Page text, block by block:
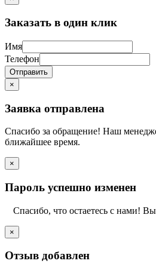
Заказать в один клик
Имя
Телефон
Отправить
×
Заявка отправлена
Спасибо за обращение! Наш
ближайшее время.
×
Пароль успешно изменен
Спасибо, что остаетесь с нами!
×
Отзыв добавлен